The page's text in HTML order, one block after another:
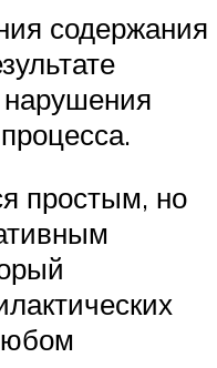
содержания
нарушения
простым, но